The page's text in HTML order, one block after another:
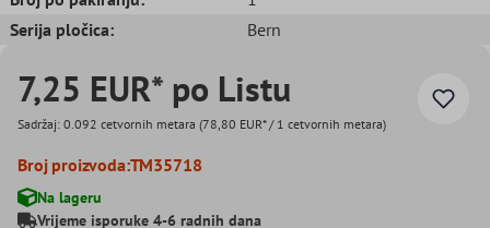
Serija pločica:
Bern
7,25 EUR* po Listu
Sadržaj: 0.092 cetvornih metara (78,80 EUR* / 1 cetvornih metara)
Broj proizvoda:TM35718
Na lageru
Vrijeme isporuke 4-6 radnih dana